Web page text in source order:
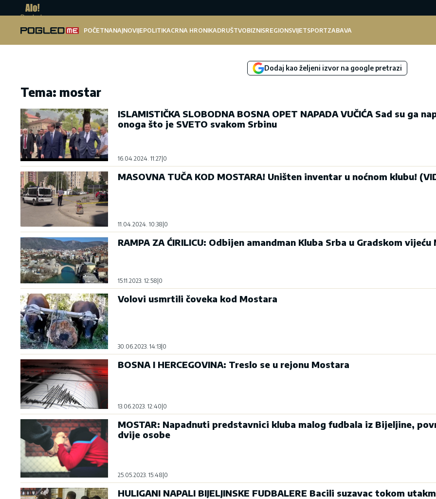
Pogled.me
POČETNANAJNOVIJEPOLITIKACRNA HRONIKADRUŠTVOBIZNISREGIONSVIJETSPORTZABAVA
Dodaj kao željeni izvor na google pretrazi
Tema: mostar
ISLAMISTIČKA SLOBODNA BOSNA OPET NAPADA VUČIĆA Sad su ga
onoga što je SVETO svakom Srbinu
16.04.2024. 11:27|0
MASOVNA TUČA KOD MOSTARA! Uništen inventar u noćnom klubu!
11.04.2024. 10:38|0
RAMPA ZA ĆIRILICU: Odbijen amandman Kluba Srba u Gradskom
15.11.2023. 12:58 0
Volovi usmrtili čoveka kod Mostara
30.06.2023. 14:13 0
BOSNA I HERCEGOVINA: Treslo se u rejonu Mostara
13.06.2023. 12:40|0
MOSTAR: Napadnuti predstavnici kluba malog fudbala iz Bijeljine,
dvije osobe
25.05.2023. 15:48|0
HULIGANI NAPALI BIJELJINSKE FUDBALERE Bacili suzavac tokom